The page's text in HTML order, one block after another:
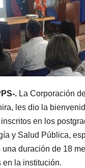
. La Corporación
les dio la
en los
y Salud Pública,
una duración de 18
en la institución.